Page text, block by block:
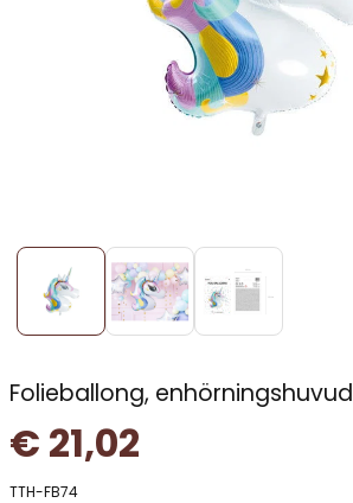
Folieballong, enhörningshuvud
€ 21,02
TTH-FB74